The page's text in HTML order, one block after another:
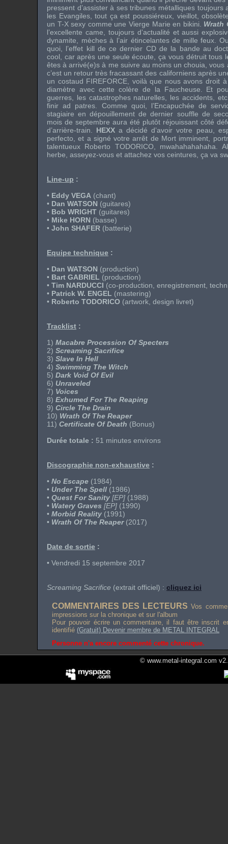
pressent d’assister à ses tribunes métalliques toujours
les Evangiles, tout ça est poussiéreux, vieillot,
un T-X sexy comme une Vierge Marie en bikini. Wrath
l’excellente came, toujours d’actualité et aussi
dynamite, mèches à l’air étincelantes de mille feux.
quoi, l’effet kill de ce dernier CD de la bande au
cool, car après une seule écoute, ça vous détruit tous
êtes à arrivé(e)s à me suivre au moins un chouia,
c’est un retour très fracassant des californiens après
un costaud FIREFORCE , voilà que nous avons droit
diamètre avec cette colère de la Faucheuse. Et
guerres, les catastrophes naturelles, les accidents,
finir ad patres. Comme quoi, l’Encapuchée de
stagiaire en dépouillement de dernier souffle de
mois de septembre aura été plutôt réjouissant côté
d’arrière-train. HEXX a décidé d’avoir votre peau,
perfecto, et a signé votre arrêt de Mort imminent,
talentueux Roberto TODORICO , mwahahahahaha.
herbe, asseyez-vous et attachez vos ceintures, ça va
Line-up :
• Eddy VEGA (chant)
• Dan WATSON (guitares)
• Bob WRIGHT (guitares)
• Mike HORN (basse)
• John SHAFER (batterie)
Equipe technique :
• Dan WATSON (production)
• Bart GABRIEL (production)
• Tim NARDUCCI (co-production, enregistrement,
• Patrick W. ENGEL (mastering)
• Roberto TODORICO (artwork, design livret)
Tracklist :
1) Macabre Procession Of Specters
2) Screaming Sacrifice
3) Slave In Hell
4) Swimming The Witch
5) Dark Void Of Evil
6) Unraveled
7) Voices
8) Exhumed For The Reaping
9) Circle The Drain
10) Wrath Of The Reaper
11) Certificate Of Death (Bonus)
Durée totale : 51 minutes environs
Discographie non-exhaustive :
• No Escape (1984)
• Under The Spell (1986)
• Quest For Sanity [EP] (1988)
• Watery Graves [EP] (1990)
• Morbid Reality (1991)
• Wrath Of The Reaper(2017)
Date de sortie :
• Vendredi 15 septembre 2017
Screaming Sacrifice (extrait officiel) : cliquez ici
COMMENTAIRES DES LECTEURS Vos
impressions sur la chronique et sur l'album
Pour pouvoir écrire un commentaire, il faut être inscrit
identifié (Gratuit) Devenir membre de METAL INTEGRAL
Personne n'a encore commenté cette chronique.
© www.metal-integral.com